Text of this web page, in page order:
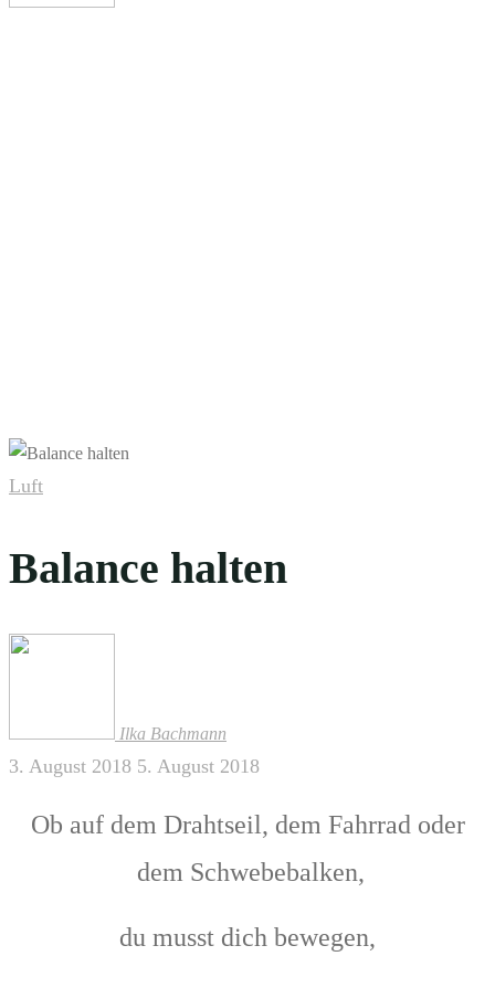
Luft
Balance halten
Ilka Bachmann
3. August 2018 5. August 2018
Ob auf dem Drahtseil, dem Fahrrad oder
dem Schwebebalken,
du musst dich bewegen,